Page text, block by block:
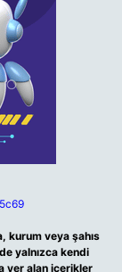
kurum veya şahıs
yalnızca kendi
yer alan içerikler